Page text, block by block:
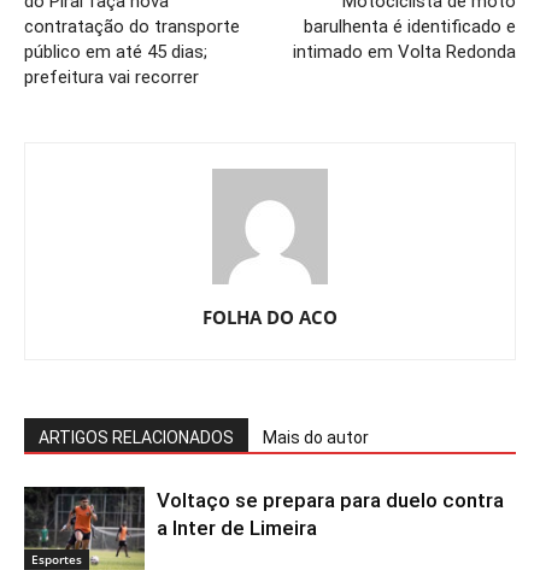
contratação do transporte
público em até 45 dias;
prefeitura vai recorrer
barulhenta é identificado e
intimado em Volta Redonda
FOLHA DO ACO
ARTIGOS RELACIONADOS Mais do autor
Esportes
Voltaço se prepara para duelo contra
a Inter de Limeira